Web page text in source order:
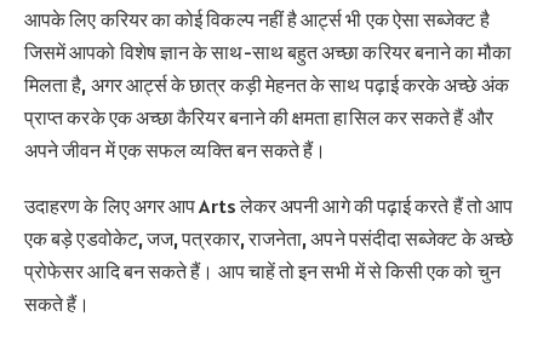
आपके लिए करियर का कोई विकल्प नहीं है आर्ट्स भी एक ऐसा सब्जेक्ट है
जिसमें आपको विशेष ज्ञान के साथ-साथ बहुत अच्छा करियर बनाने का मौका
मिलता है, अगर आर्ट्स के छात्र कड़ी मेहनत के साथ पढ़ाई करके अच्छे अंक
प्राप्त करके एक अच्छा कैरियर बनाने की क्षमता हासिल कर सकते हैं और
अपने जीवन में एक सफल व्यक्ति बन सकते हैं।
उदाहरण के लिए अगर आप Arts लेकर अपनी आगे की पढ़ाई करते हैं तो आप
एक बड़े एडवोकेट, जज, पत्रकार, राजनेता, अपने पसंदीदा सब्जेक्ट के अच्छे
प्रोफेसर आदि बन सकते हैं। आप चाहें तो इन सभी में से किसी एक को चुन
सकते हैं।